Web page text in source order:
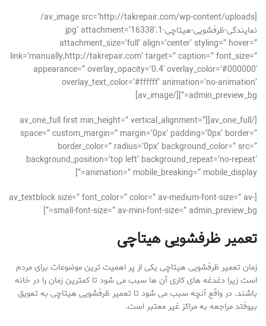
[av_image src=’http://takrepair.com/wp-content/uploads/
نمایندگی-ظرفشویی-هیتاچی-1.jpg’ attachment=’16338′
attachment_size=’full’ align=’center’ styling=” hover=”
link=’manually,http://takrepair.com’ target=” caption=” font_size=”
appearance=” overlay_opacity=’0.4′ overlay_color=’#000000′
overlay_text_color=’#ffffff’ animation=’no-animation’
admin_preview_bg=”][/av_image]
[/av_one_full][av_one_full first min_height=” vertical_alignment=”
space=” custom_margin=” margin=’0px’ padding=’0px’ border=”
border_color=” radius=’0px’ background_color=” src=”
background_position=’top left’ background_repeat=’no-repeat’
animation=” mobile_breaking=” mobile_display=”]
[av_textblock size=” font_color=” color=” av-medium-font-size=” av-
small-font-size=” av-mini-font-size=” admin_preview_bg=”]
تعمیر ظرفشویی هیتاچی
زمان تعمیر ظرفشویی هیتاچی یکی از پر اهمیت ترین موضوعات برای مردم
است زیرا دغدغه های کاری آن ها سبب می شود تا کمترین زمان را در خانه
باشند. در واقع آنچه سبب می شود تا تعمیر ظرفشویی هیتاچی به تعویق
بیوفتد مراجعه به مراکز غیر معتبر است.